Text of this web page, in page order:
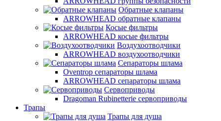
Обратные клапаны
ARROWHEAD обратные клапаны
Косые фильтры
ARROWHEAD косые фильтры
Воздухоотводчики
ARROWHEAD воздухоотводчики
Сепараторы шлама
Oventrop cепараторы шлама
ARROWHEAD сепараторы шлама
Сервоприводы
Dragoman Rubinetterie сервоприводы
Трапы
Трапы для душа